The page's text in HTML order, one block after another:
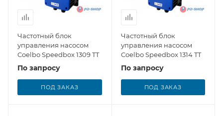
Частотный блок
управления насосом
Coelbo Speedbox 1309 TT
По запросу
ПОД ЗАКАЗ
Частотный блок
управления насосом
Coelbo Speedbox 1314 TT
По запросу
ПОД ЗАКАЗ